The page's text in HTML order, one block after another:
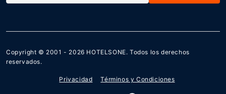
Copyright © 2001 - 2026 HOTELSONE. Todos los derechos
reservados.
Privacidad Términos y Condiciones